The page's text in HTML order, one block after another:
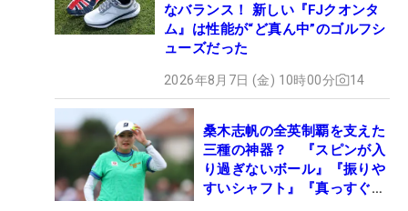
なバランス！ 新しい『FJクオンタ
ム』は性能が“ど真ん中”のゴルフシ
ューズだった
2026年8月7日 (金) 10時00分 14
桑木志帆の全英制覇を支えた
三種の神器？ 『スピンが入
り過ぎないボール』『振りや
すいシャフト』『真っすぐ飛